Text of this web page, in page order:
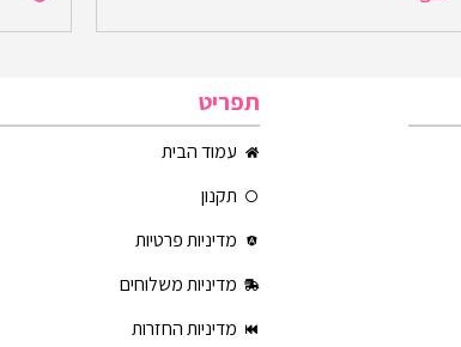
תפריט
עמוד הבית
תקנון
מדיניות פרטיות
מדיניות משלוחים
מדיניות החזרות